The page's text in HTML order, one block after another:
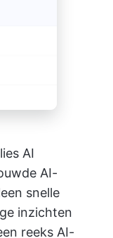
AI
AI-
snelle
inzichten
reeks AI-